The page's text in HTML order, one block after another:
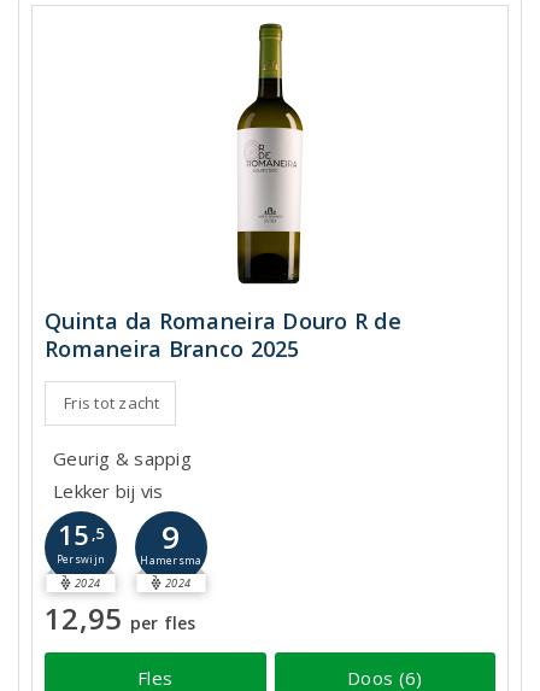
Quinta da Romaneira Douro R de
Romaneira Branco 2025
Fris tot zacht
Geurig & sappig
Lekker bij vis
15 ,5
Perswijn
2024
9
Hamersma
2024
12,95 per fles
Fles Doos (6)